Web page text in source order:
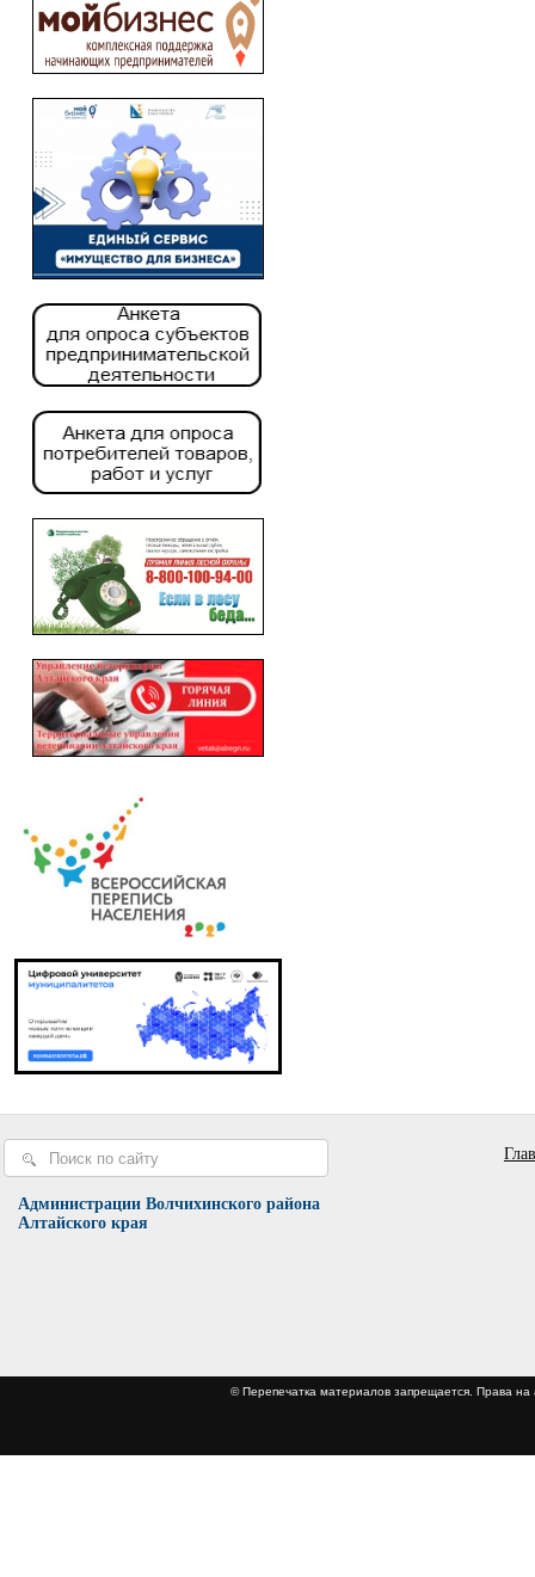
Администрации Волчихинского района
Алтайского края
© Перепечатка материалов запрещается.